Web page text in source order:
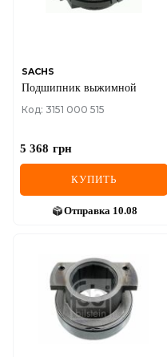
SACHS
Подшипник выжимной
Код: 3151 000 515
5 368 грн
КУПИТЬ
Отправка 10.08